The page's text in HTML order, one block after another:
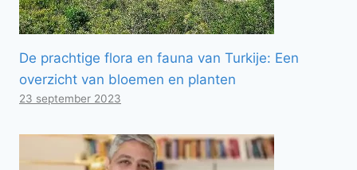
De prachtige flora en fauna van Turkije: Een
overzicht van bloemen en planten
23 september 2023